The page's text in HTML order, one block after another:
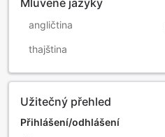
Mluvené jazyky
angličtina
thajština
Užitečný přehled
Přihlášení/odhlášení